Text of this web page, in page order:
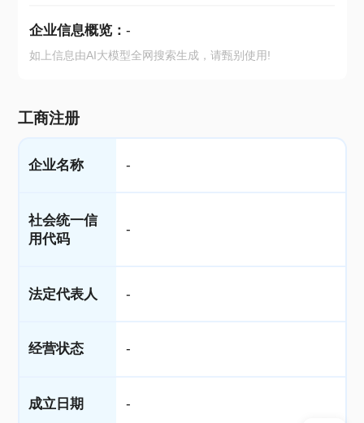
企业信息概览： -
如上信息由AI大模型全网搜索生成，请甄别使用!
工商注册
企业名称 -
社会统一信
用代码
-
法定代表人 -
经营状态 -
成立日期 -